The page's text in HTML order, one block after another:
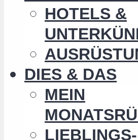
HOTELS &
DIES & DAS
MEIN